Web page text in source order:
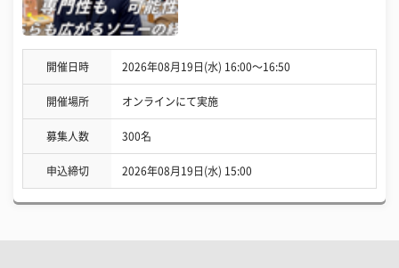
開催日時 2026年08月19日(水) 16:00〜16:50
開催場所 オンラインにて実施
募集人数 300名
申込締切 2026年08月19日(水) 15:00